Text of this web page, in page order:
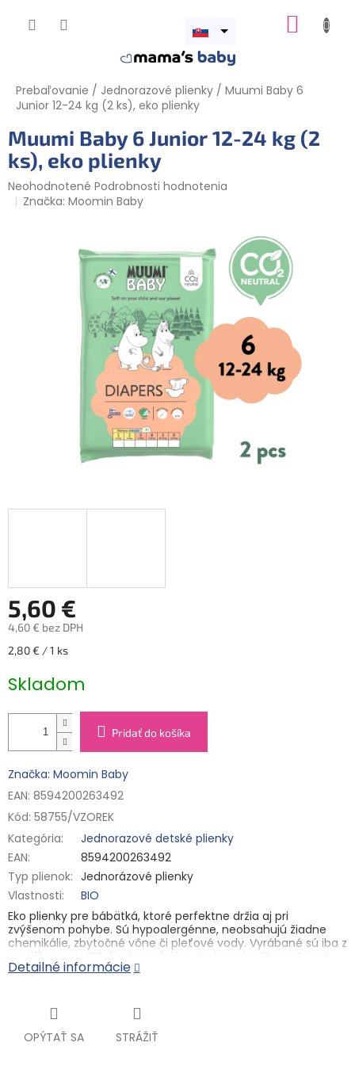
Otvoriť
Prebaľovanie / Jednorazové plienky / Muumi Baby 6
Junior 12-24 kg (2 ks), eko plienky
Muumi Baby 6 Junior 12-24 kg (2
ks), eko plienky
Priemerné
hodnotenie
Neohodnotené Podrobnosti hodnotenia
Značka:Moomin Baby
5,60 €
4,60 € bez DPH
Jednotková
2,80 € / 1 ks
Skladom
Pridať do košíka
Značka: Moomin Baby
EAN: 8594200263492
Kód: 58755/VZOREK
Kategória:
Jednorazové detské plienky
EAN:
8594200263492
Typ plienok: Jednorázové plienky
Vlastnosti:
BIO
Eko plienky pre bábätká, ktoré perfektne držia aj pri
zvýšenom pohybe. Sú hypoalergénne, neobsahujú žiadne
chemikálie, zbytočné vône či pleťové vody. Vyrábané sú iba z
certifikovanej BIO fínskej celulózy, bielenej kyslíkom. Sú tak
100% bez chlóru. Plienky sú vybavené indikátorom vlhkosti.
Nádherne mäkké a k pokožke šetrné otvorené plienky Muumi
Baby rastú s vašim dieťaťom. Zadné a bočné gumičky
absorpčných plienok zaručujú lepšie uchytenie a zabraňujú
Detailné informácie
OPÝTAŤ SA STRÁŽIŤ